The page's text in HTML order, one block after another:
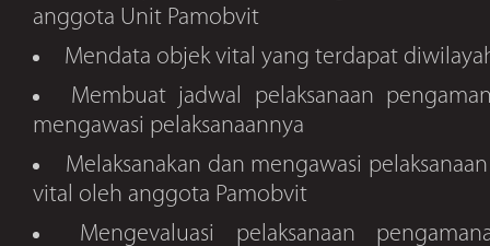
anggota Unit Pamobvit
Mendata objek vital yang terdapat
Membuat jadwal pelaksanaan
mengawasi pelaksanaannya
Melaksanakan dan mengawasi
vital oleh anggota Pamobvit
Mengevaluasi pelaksanaan